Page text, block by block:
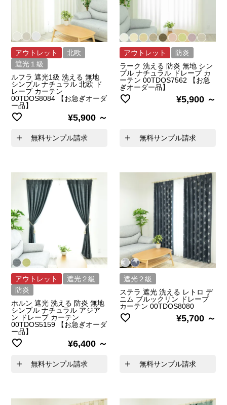
アウトレット
北欧
遮光１級
ルフラ 遮光1級 洗える 無地
シンプル ナチュラル 北欧 ド
レープ カーテン
00TDOS8084 【お急ぎオーダ
ー品】
¥5,900
無料サンプル請求
アウトレット
防炎
ラーク 洗える 防炎 無地 シン
プル ナチュラル ドレープ カ
ーテン 00TDOS7562 【お急
ぎオーダー品】
¥5,900
無料サンプル請求
アウトレット
遮光２級
防炎
ホルン 遮光 洗える 防炎 無地
シンプル ナチュラル アジア
ン ドレープ カーテン
00TDOS5159 【お急ぎオーダ
ー品】
¥6,400
無料サンプル請求
遮光２級
ステラ 遮光 洗える レトロ デ
ニム ブルックリン ドレープ
カーテン 00TDOS8080
¥5,700
無料サンプル請求